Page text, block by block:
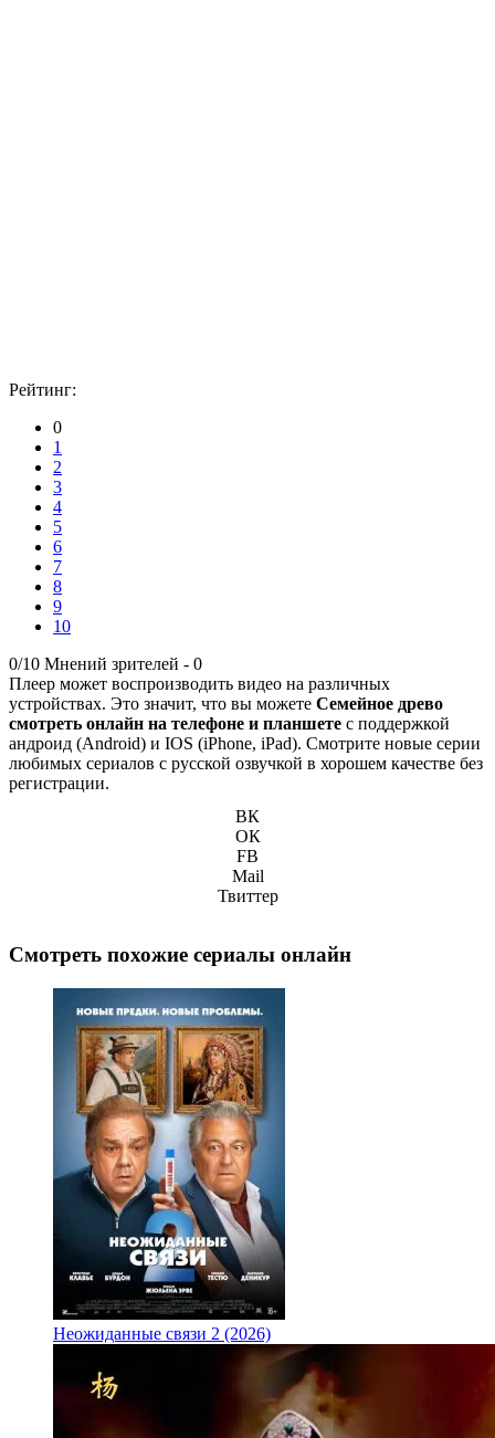
Рейтинг:
0
1
2
3
4
5
6
7
8
9
10
0/10 Мнений зрителей - 0
Плеер может воспроизводить видео на различных
устройствах. Это значит, что вы можете Семейное древо
смотреть онлайн на телефоне и планшете с поддержкой
андроид (Android) и IOS (iPhone, iPad). Смотрите новые серии
любимых сериалов с русской озвучкой в хорошем качестве без
регистрации.
ВК
ОК
FB
Mail
Твиттер
Смотреть похожие сериалы онлайн
Неожиданные связи 2 (2026)